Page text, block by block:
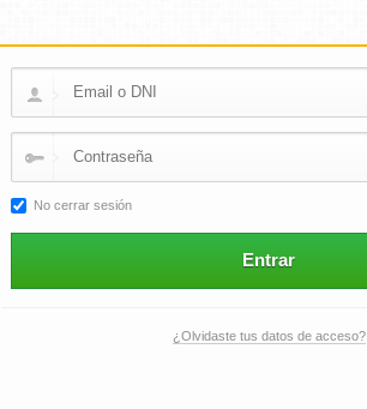
No cerrar sesión
Entrar
¿Olvidaste tus datos de acceso?